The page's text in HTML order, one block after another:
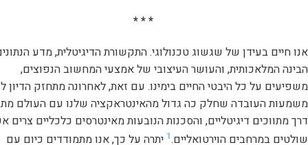
* * *
אנו חיים בעידן של שגשוג טכנולוגי. התקשורת הדיגיטלית, מדע
הבינה המלאכותית, והעושר העיצובי של אמצעי המחשוב הנפוצים,
משפיעים על כל היבטי החיים בימינו. עם זאת, לאחרונה מתחזק הדיון
משמעות העובדה שחלק כה גדול מהאינטראקציה שלנו עם העולם
דרך מתווכים דיגיטליים, והסכנות הנובעות מאינטרסים כלכליים צרים
שולטים במרחבים הוירטואליים.1 יתרה על כך, אנו מתמודדים כיום עם